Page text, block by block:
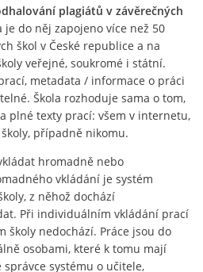
plagiátů v závěrečných
je do něj zapojeno více než 50
škol v České republice a na
veřejné, soukromé i státní.
metadata / informace o práci
Škola rozhoduje sama o tom,
plné texty prací: všem v internetu,
případně nikomu.
hromadně nebo
vkládání je systém
z něhož dochází
Při individuálním vkládání prací
školy nedochází. Práce jsou do
osobami, které k tomu mají
systému o učitele,